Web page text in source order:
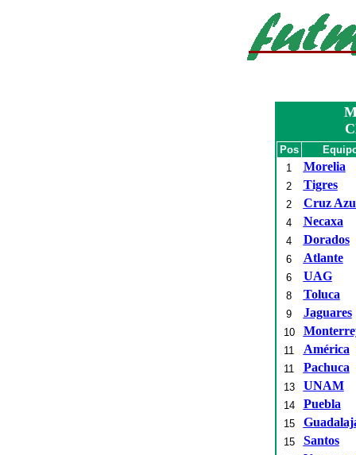
Pos
1
Morelia
2 Tigres
2 Cruz
4 Necaxa
4 Dorados
6 Atlante
6 UAG
8 Toluca
9 Jaguares
10
11 América
11 Pachuca
13 UNAM
14 Puebla
15
15 Santos